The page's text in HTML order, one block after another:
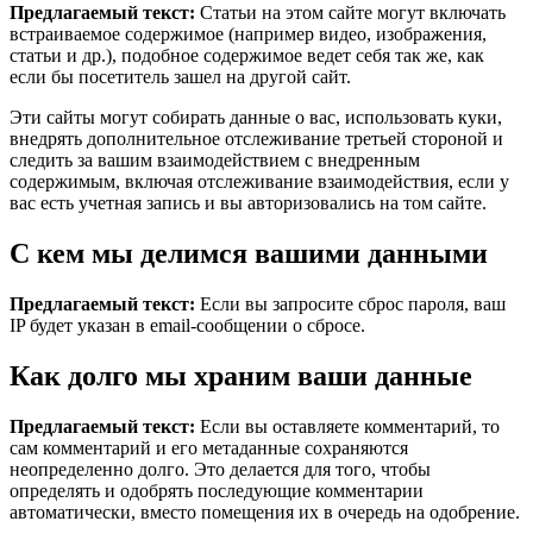
Предлагаемый текст: Статьи на этом сайте могут включать
встраиваемое содержимое (например видео, изображения,
статьи и др.), подобное содержимое ведет себя так же, как
если бы посетитель зашел на другой сайт.
Эти сайты могут собирать данные о вас, использовать куки,
внедрять дополнительное отслеживание третьей стороной и
следить за вашим взаимодействием с внедренным
содержимым, включая отслеживание взаимодействия, если у
вас есть учетная запись и вы авторизовались на том сайте.
С кем мы делимся вашими данными
Предлагаемый текст: Если вы запросите сброс пароля, ваш
IP будет указан в email-сообщении о сбросе.
Как долго мы храним ваши данные
Предлагаемый текст: Если вы оставляете комментарий, то
сам комментарий и его метаданные сохраняются
неопределенно долго. Это делается для того, чтобы
определять и одобрять последующие комментарии
автоматически, вместо помещения их в очередь на одобрение.